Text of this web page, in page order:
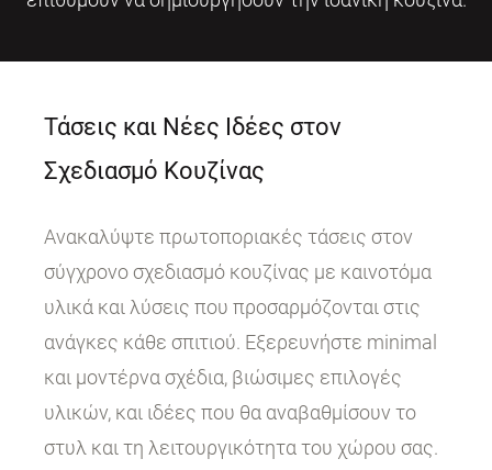
Τάσεις και Νέες Ιδέες στον
Σχεδιασμό Κουζίνας
Ανακαλύψτε πρωτοποριακές τάσεις στον
σύγχρονο σχεδιασμό κουζίνας με καινοτόμα
υλικά και λύσεις που προσαρμόζονται στις
ανάγκες κάθε σπιτιού. Εξερευνήστε minimal
και μοντέρνα σχέδια, βιώσιμες επιλογές
υλικών, και ιδέες που θα αναβαθμίσουν το
στυλ και τη λειτουργικότητα του χώρου σας.